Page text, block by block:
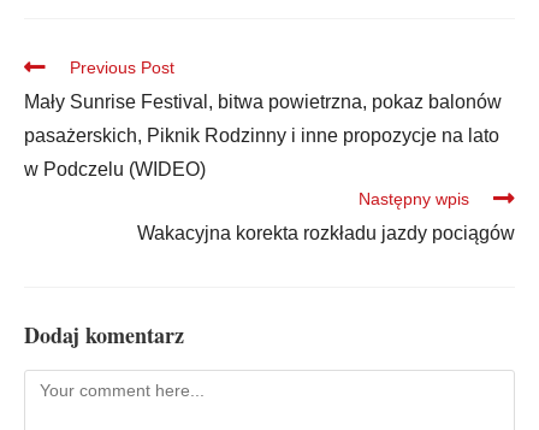
Previous Post
Mały Sunrise Festival, bitwa powietrzna, pokaz balonów
pasażerskich, Piknik Rodzinny i inne propozycje na lato
w Podczelu (WIDEO)
Następny wpis
Wakacyjna korekta rozkładu jazdy pociągów
Dodaj komentarz